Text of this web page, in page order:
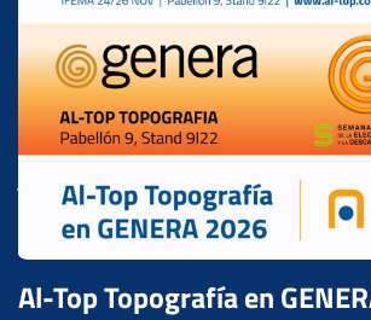
Descubre las novedades de